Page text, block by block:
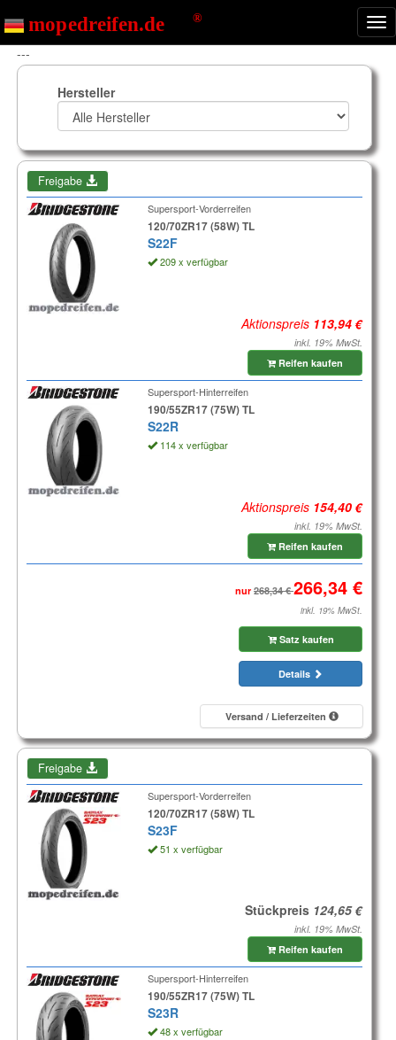
---
Hersteller
Freigabe
Supersport-Vorderreifen
120/70ZR17 (58W) TL
S22F
209 x verfügbar
Aktionspreis
inkl. 19% MwSt.
Reifen kaufen
Supersport-Hinterreifen
190/55ZR17 (75W) TL
S22R
114 x verfügbar
Aktionspreis
inkl. 19% MwSt.
Reifen kaufen
nur
inkl. 19% MwSt.
Satz kaufen
Details
Versand / Lieferzeiten
Freigabe
Supersport-Vorderreifen
120/70ZR17 (58W) TL
S23F
51 x verfügbar
Stückpreis
inkl. 19% MwSt.
Reifen kaufen
Supersport-Hinterreifen
190/55ZR17 (75W) TL
S23R
48 x verfügbar